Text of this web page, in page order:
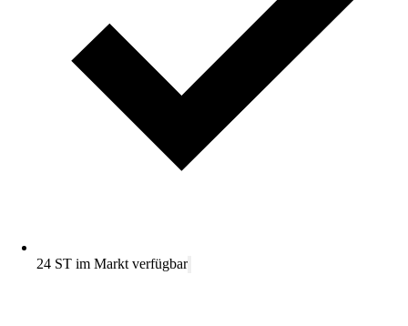
24 ST im Markt verfügbar